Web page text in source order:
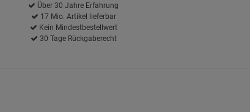
Über 30 Jahre Erfahrung
17 Mio. Artikel lieferbar
Kein Mindestbestellwert
30 Tage Rückgaberecht